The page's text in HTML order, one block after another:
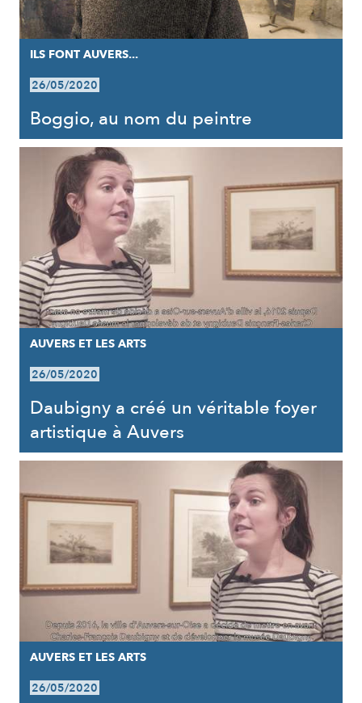
ILS FONT AUVERS...
26/05/2020
Boggio, au nom du peintre
AUVERS ET LES ARTS
26/05/2020
Daubigny a créé un véritable foyer
artistique à Auvers
AUVERS ET LES ARTS
26/05/2020